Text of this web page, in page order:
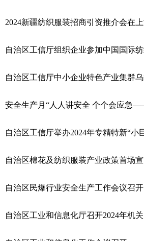
自治区民爆行业安全生产工作会议召开